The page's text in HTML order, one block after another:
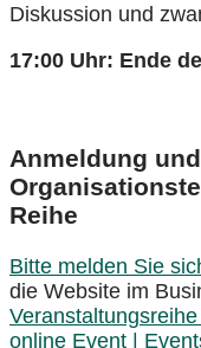
Diskussion und
17:00 Uhr: Ende
Anmeldung
Reihe
Bitte melden Sie
die Website im
online Event |